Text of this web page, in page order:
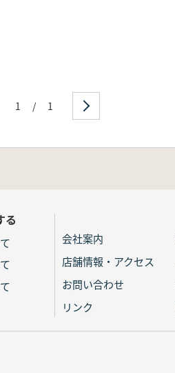
1 / 1
る
会社案内
店舗情報・アクセス
お問い合わせ
リンク